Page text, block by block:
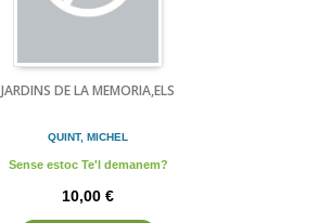
JARDINS DE LA MEMORIA,ELS
QUINT, MICHEL
Sense estoc Te'l demanem?
10,00 €